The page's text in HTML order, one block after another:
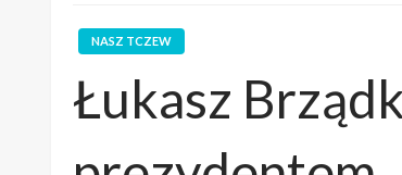
NASZ TCZEW
Łukasz